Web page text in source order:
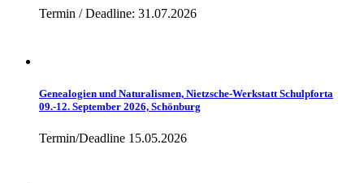
Termin / Deadline: 31.07.2026
Genealogien und Naturalismen, Nietzsche-Werkstatt Schulpforta
09.-12. September 2026, Schönburg
Termin/Deadline 15.05.2026